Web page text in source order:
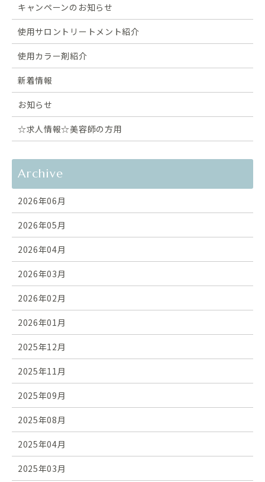
キャンペーンのお知らせ
使用サロントリートメント紹介
使用カラー剤紹介
新着情報
お知らせ
☆求人情報☆美容師の方用
Archive
2026年06月
2026年05月
2026年04月
2026年03月
2026年02月
2026年01月
2025年12月
2025年11月
2025年09月
2025年08月
2025年04月
2025年03月